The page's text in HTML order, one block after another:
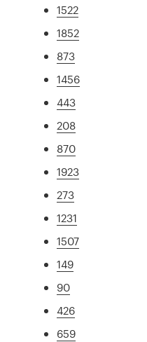
1522
1852
873
1456
443
208
870
1923
273
1231
1507
149
90
426
659